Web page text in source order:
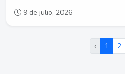
9 de julio, 2026
‹ 1 2